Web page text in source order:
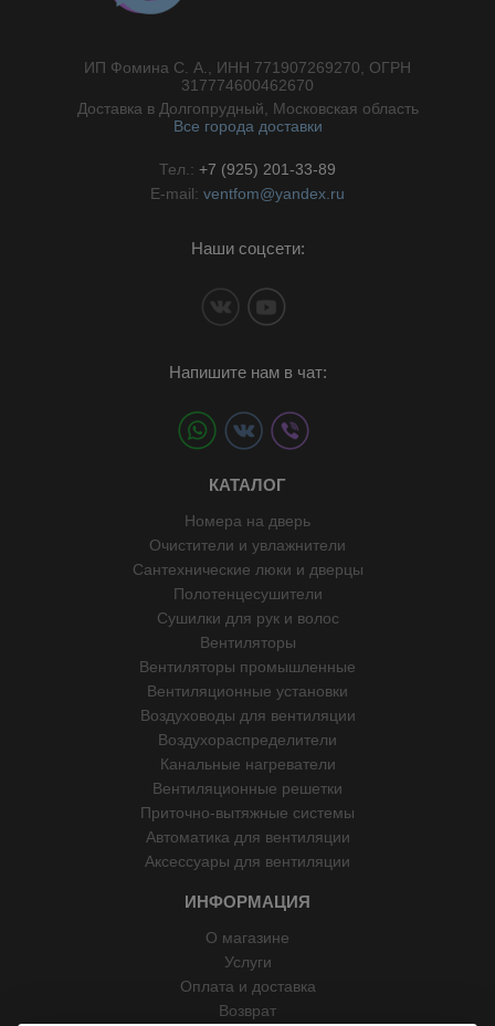
ИП Фомина С. А., ИНН 771907269270, ОГРН
317774600462670
Доставка в Долгопрудный, Московская область
Все города доставки
Тел.: +7 (925) 201-33-89
E-mail: ventfom@yandex.ru
Наши соцсети:
Напишите нам в чат:
КАТАЛОГ
Номера на дверь
Очистители и увлажнители
Сантехнические люки и дверцы
Полотенцесушители
Сушилки для рук и волос
Вентиляторы
Вентиляторы промышленные
Вентиляционные установки
Воздуховоды для вентиляции
Воздухораспределители
Канальные нагреватели
Вентиляционные решетки
Приточно-вытяжные системы
Автоматика для вентиляции
Аксессуары для вентиляции
ИНФОРМАЦИЯ
О магазине
Услуги
Оплата и доставка
Возврат